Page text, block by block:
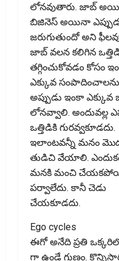
లోనవుతారు. జాబ్
బిజినెస్ అయినా
జరుగుతుందో అని
జాబ్ వలన కలిగిన
తగ్గించుకోవ‌డం కోసం
ఎక్కువ
అప్పుడు ఇంకా ఎక్కువ
లోనవ్వాలి. అందువల్ల
ఒత్తిడికి గురవ్వకూడదు.
ఇలాంటవన్నీ మనం
తుడిచి వేయాలి.
మనకి మంచి
పర్వాలేదు. కానీ చెడు
చేయకూడదు.
Ego cycles
ఈగో అనేది ప్రతి
గా ఉండే గుణం.